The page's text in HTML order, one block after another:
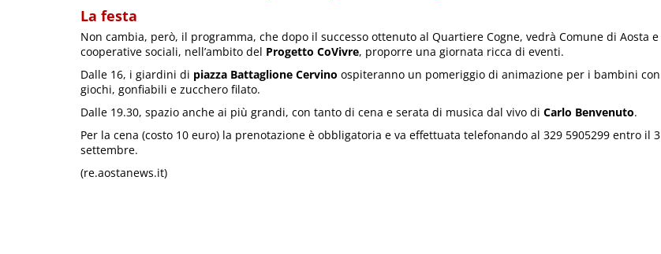
La festa
Non cambia, però, il programma, che dopo il successo ottenuto al Quartiere Cogne, vedrà Comune di Aosta e
cooperative sociali, nell’ambito del Progetto CoVivre, proporre una giornata ricca di eventi.
Dalle 16, i giardini di piazza Battaglione Cervino ospiteranno un pomeriggio di animazione per i bambini con
giochi, gonfiabili e zucchero filato.
Dalle 19.30, spazio anche ai più grandi, con tanto di cena e serata di musica dal vivo di Carlo Benvenuto.
Per la cena (costo 10 euro) la prenotazione è obbligatoria e va effettuata telefonando al 329 5905299 entro il 3
settembre.
(re.aostanews.it)